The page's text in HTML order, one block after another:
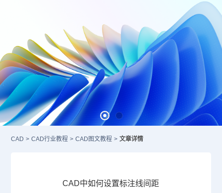
CAD > CAD行业教程 > CAD图文教程 > 文章详情
CAD中如何设置标注线间距